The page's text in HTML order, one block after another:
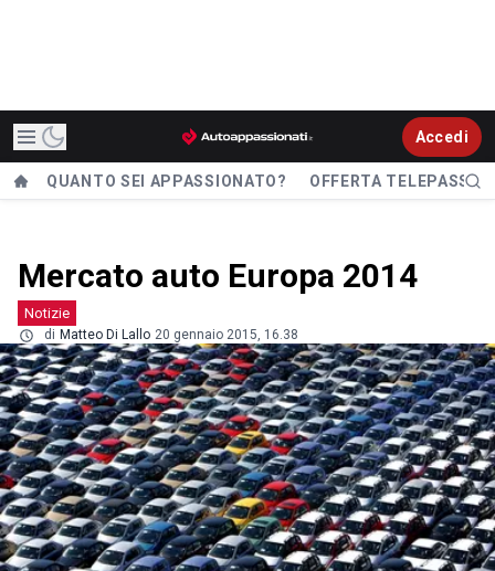
Accedi
QUANTO SEI APPASSIONATO? OFFERTA TELEPASS
Mercato auto Europa 2014
Notizie
di Matteo Di Lallo 20 gennaio 2015, 16.38